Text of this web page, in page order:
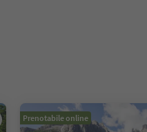
Prenotabile online